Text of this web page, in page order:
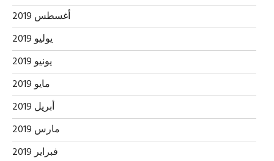
أغسطس 2019
يوليو 2019
يونيو 2019
مايو 2019
أبريل 2019
مارس 2019
فبراير 2019